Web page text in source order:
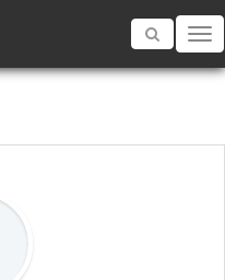
Toggle